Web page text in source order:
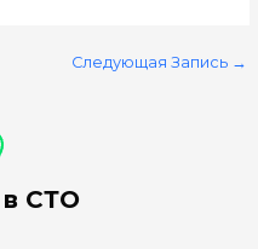
Следующая Запись →
СТО